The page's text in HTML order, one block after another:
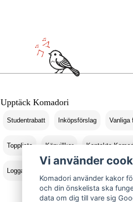
Upptäck Komadori
Studentrabatt Inköpsförslag Vanliga
Topplista Köpvillkor Kontakta
Logga in
Vi använder
Komadori använder kakor
och din önskelista ska
data om dig till vare sig